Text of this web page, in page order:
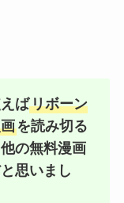
ばリボーン
を読み切る
の無料漫画
思いまし